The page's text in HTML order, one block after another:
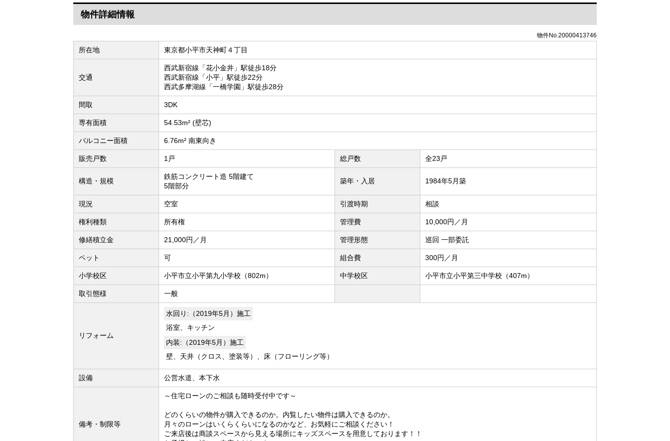
物件詳細情報
物件No.20000413746
所在地 東京都小平市天神町４丁目
交通
西武新宿線「花小金井」駅徒歩18分
西武新宿線「小平」駅徒歩22分
西武多摩湖線「一橋学園」駅徒歩28分
間取 3DK
専有面積 54.53m² (壁芯)
バルコニー面積 6.76m² 南東向き
販売戸数 1戸 総戸数 全23戸
構造・規模
鉄筋コンクリート造 5階建て
5階部分
築年・入居 1984年5月築
現況 空室 引渡時期 相談
権利種類 所有権 管理費 10,000円／月
修繕積立金 21,000円／月 管理形態 巡回 一部委託
ペット 可 組合費 300円／月
小学校区 小平市立小平第九小学校（802m） 中学校区 小平市立小平第三中学校（407m）
取引態様 一般
リフォーム
水回り:（2019年5月）施工
浴室、キッチン
内装:（2019年5月）施工
壁、天井（クロス、塗装等）、床（フローリング等）
設備 公営水道、本下水
備考・制限等
～住宅ローンのご相談も随時受付中です～
どのくらいの物件が購入できるのか。内覧したい物件は購入できるのか。
月々のローンはいくらくらいになるのかなど、お気軽にご相談ください！
ご来店後は商談スペースから見える場所にキッズスペースを用意しております！！